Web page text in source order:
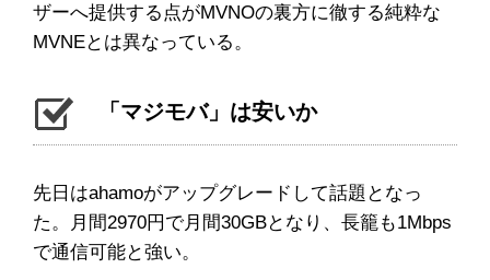
ザーへ提供する点がMVNOの裏方に徹する純粋な
MVNEとは異なっている。
「マジモバ」は安いか
先日はahamoがアップグレードして話題となっ
た。月間2970円で月間30GBとなり、長籠も1Mbps
で通信可能と強い。